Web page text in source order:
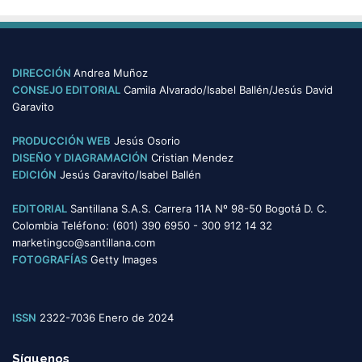
e
o
r
s
DIRECCIÓN Andrea Muñoz
CONSEJO EDITORIAL Camila Alvarado/Isabel Ballén/Jesús David
Garavito
PRODUCCIÓN WEB Jesús Osorio
DISEÑO Y DIAGRAMACIÓN Cristian Mendez
EDICIÓN Jesús Garavito/Isabel Ballén
EDITORIAL Santillana S.A.S. Carrera 11A Nº 98-50 Bogotá D. C.
Colombia Teléfono: (601) 390 6950 - 300 912 14 32
marketingco@santillana.com
FOTOGRAFÍAS Getty Images
ISSN 2322-7036 Enero de 2024
Síguenos